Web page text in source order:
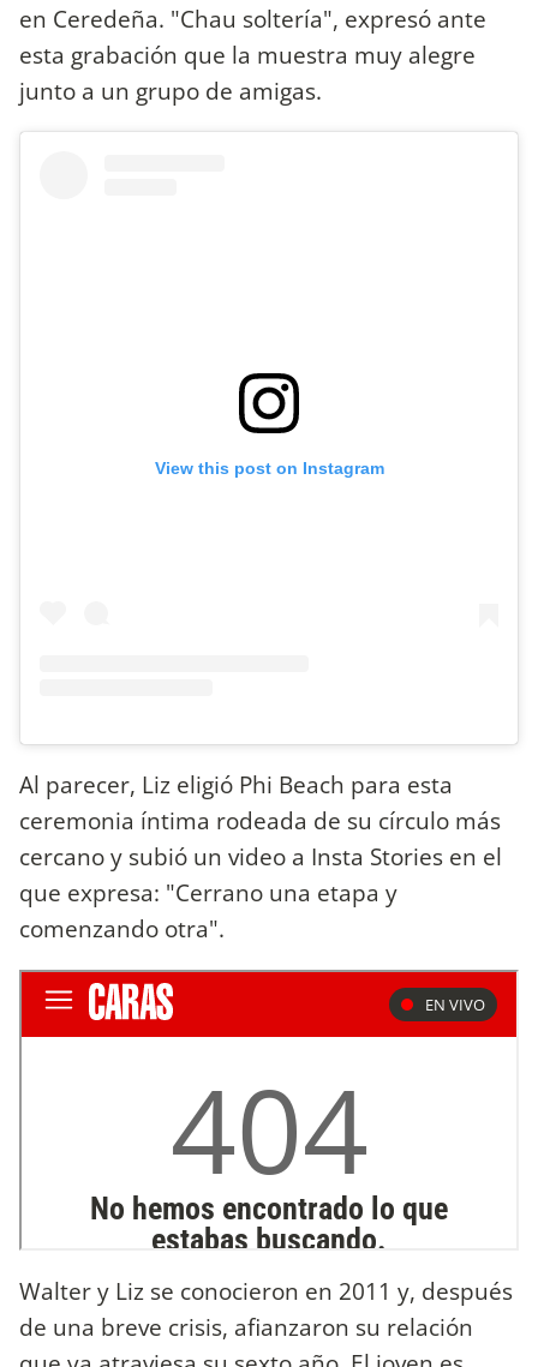
en Ceredeña. "Chau soltería", expresó ante
esta grabación que la muestra muy alegre
junto a un grupo de amigas.
View this post on Instagram
Al parecer, Liz eligió Phi Beach para esta
ceremonia íntima rodeada de su círculo más
cercano y subió un video a Insta Stories en el
que expresa: "Cerrano una etapa y
comenzando otra".
Walter y Liz se conocieron en 2011 y, después
de una breve crisis, afianzaron su relación